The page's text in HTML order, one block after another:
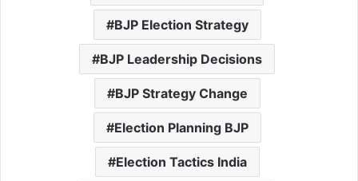
BJP Election Strategy
BJP Leadership Decisions
BJP Strategy Change
Election Planning BJP
Election Tactics India